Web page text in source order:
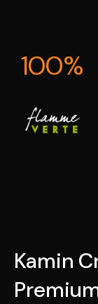
100%
Kamin